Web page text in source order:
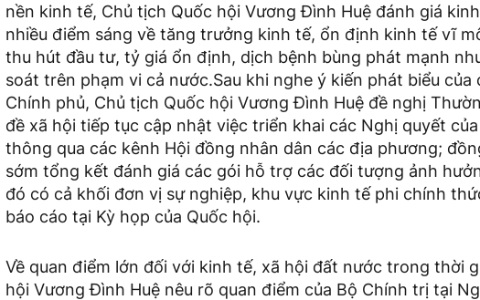
nền kinh tế, Chủ tịch Quốc hội Vương Đình Huệ đánh giá
nhiều điểm sáng về tăng trưởng kinh tế, ổn định kinh tế vĩ
thu hút đầu tư, tỷ giá ổn định, dịch bệnh bùng phát mạnh
soát trên phạm vi cả nước.Sau khi nghe ý kiến phát biểu của
Chính phủ, Chủ tịch Quốc hội Vương Đình Huệ đề nghị
đề xã hội tiếp tục cập nhật việc triển khai các Nghị quyết
thông qua các kênh Hội đồng nhân dân các địa phương;
sớm tổng kết đánh giá các gói hỗ trợ các đối tượng ảnh
đó có cả khối đơn vị sự nghiệp, khu vực kinh tế phi chính
báo cáo tại Kỳ họp của Quốc hội.
Về quan điểm lớn đối với kinh tế, xã hội đất nước trong thời
hội Vương Đình Huệ nêu rõ quan điểm của Bộ Chính trị tại